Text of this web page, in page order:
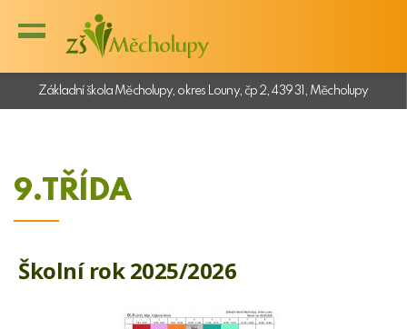
Základní škola Měcholupy, okres Louny, čp 2, 439 31, Měcholupy
9.TŘÍDA
Školní rok 2025/2026